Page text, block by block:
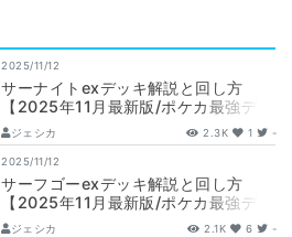
2025/11/12
サーナイトexデッキ解説と回し方
【2025年11月最新版/ポケカ最強デッ
キ/デッキレシピ】
ジェシカ 2.3K 1 -
2025/11/12
サーフゴーexデッキ解説と回し方
【2025年11月最新版/ポケカ最強デッ
キ/デッキレシピ】
ジェシカ 2.1K 6 -